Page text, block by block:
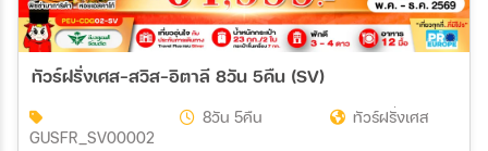
ทัวร์ฝรั่งเศส-สวิส-อิตาลี 8วัน 5คืน (SV)
GUSFR_SV00002
8วัน 5คืน ทัวร์ฝรั่งเศส